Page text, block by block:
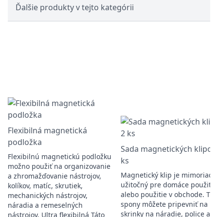
Ďalšie produkty v tejto kategórii
Flexibilná magnetická
podložka
Flexibilnú magnetickú podložku
možno použiť na organizovanie
a zhromažďovanie nástrojov,
kolíkov, matíc, skrutiek,
mechanických nástrojov,
náradia a remeselných
nástrojov. Ultra flexibilná Táto
Sada magnetických
ks
Magnetický klip je
užitočný pre domáce použitie
alebo použitie v obchode.
spony môžete pripevniť na
skrinky na náradie, police